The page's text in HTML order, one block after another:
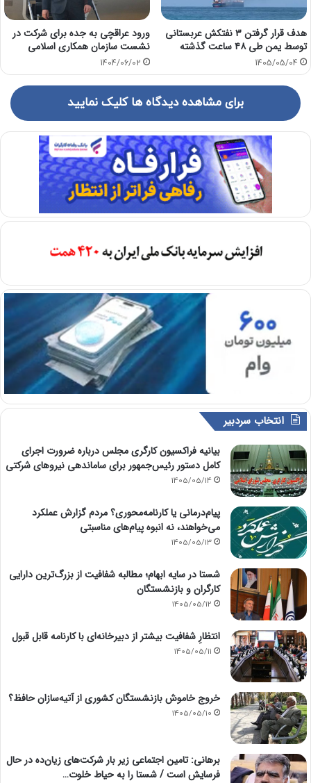
هدف قرار گرفتن ۳ نفتکش عربستانی
توسط یمن طی ۴۸ ساعت گذشته
1405/05/04
ورود عراقچی به جده برای شرکت در
نشست سازمان همکاری اسلامی
1404/06/02
برای مشاهده دیدگاه ها کلیک نمایید
انتخاب سردبیر
بیانیه فراکسیون کارگری مجلس درباره ضرورت اجرای
کامل دستور رئیس‌جمهور برای ساماندهی نیروهای شرکتی
1405/05/14
پیام‌درمانی یا کارنامه‌محوری؟ مردم گزارش عملکرد
می‌خواهند، نه انبوه پیام‌های مناسبتی
1405/05/13
شستا در سایه ابهام؛ مطالبه شفافیت از بزرگ‌ترین دارایی
کارگران و بازنشستگان
1405/05/12
انتظارِ شفافیت بیشتر از دبیرخانه‌ای با کارنامه قابل قبول
1405/05/11
خروج خاموش بازنشستگان کشوری از آتیه‌سازان حافظ؟
1405/05/10
برهانی: تامین اجتماعی زیر بار شرکت‌های زیان‌ده در حال
فرسایش است / شستا را به حیاط خلوت…